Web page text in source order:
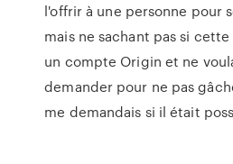
l'offrir à une personne pour
mais ne sachant pas si
un compte Origin et ne
demander pour ne pas
me demandais si il était